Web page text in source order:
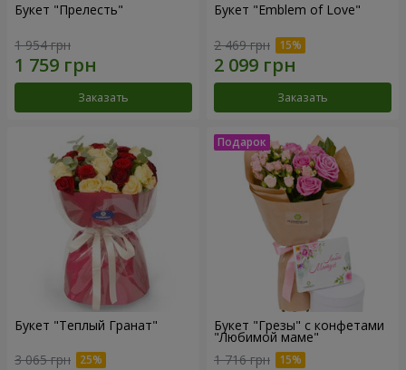
Букет "Прелесть"
1 954 грн
Заказать
Букет "Emblem of Love"
2 469 грн
Заказать
Букет "Теплый Гранат"
3 065 грн
Букет "Грезы" с конфетами
"Любимой маме"
1 716 грн